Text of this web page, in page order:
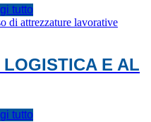
tutto
E AL
tutto